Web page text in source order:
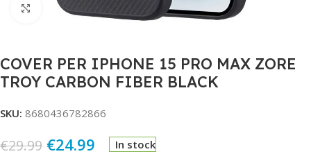
Click to enlarge
COVER PER IPHONE 15 PRO MAX ZORE
TROY CARBON FIBER BLACK
SKU: 8680436782866
€29.99 €24.99 In stock